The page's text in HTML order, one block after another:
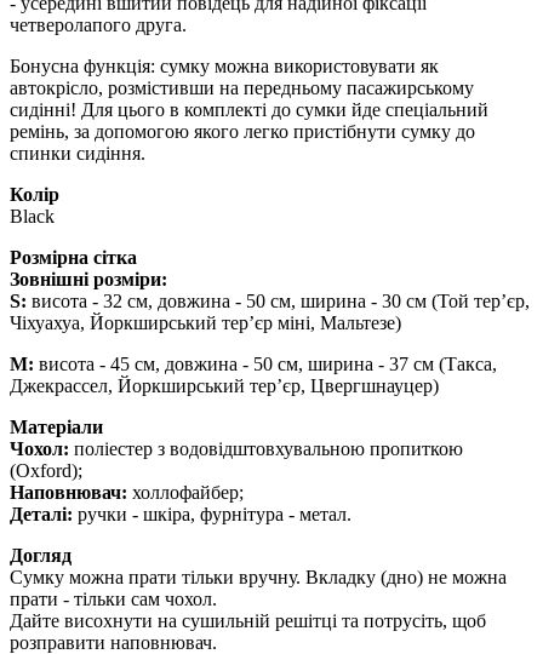
четверолапого друга.
Бонусна функція: сумку можна використовувати як
автокрісло, розмістивши на передньому пасажирському
сидінні! Для цього в комплекті до сумки йде спеціальний
ремінь, за допомогою якого легко пристібнути сумку до
спинки сидіння.
Колір
Black
Розмірна сітка
Зовнішні розміри:
S: висота - 32 см, довжина - 50 см, ширина - 30 см (Той тер’єр,
Чіхуахуа, Йоркширський тер’єр міні, Мальтезе)
M: висота - 45 см, довжина - 50 см, ширина - 37 см (Такса,
Джекрассел, Йоркширський тер’єр, Цвергшнауцер)
Матеріали
Чохол: поліестер з водовідштовхувальною пропиткою
(Oxford);
Наповнювач: холлофайбер;
Деталі: ручки - шкіра, фурнітура - метал.
Догляд
Сумку можна прати тільки вручну. Вкладку (дно) не можна
прати - тільки сам чохол.
Дайте висохнути на сушильній решітці та потрусіть, щоб
розправити наповнювач.